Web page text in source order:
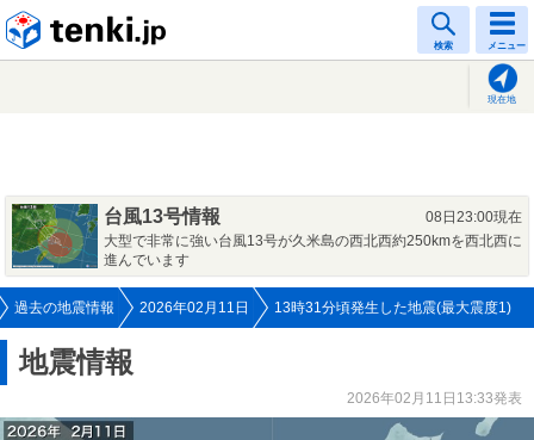
検索 メニュー
現在地
台風13号情報
08日23:00現在
大型で非常に強い台風13号が久米島の西北西約250kmを西北西に
進んでいます
過去の地震情報 2026年02月11日 13時31分頃発生した地震(最大震度1)
地震情報
2026年02月11日13:33発表